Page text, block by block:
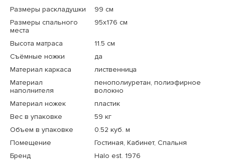
Размеры раскладушки
99 см
Размеры спального
места
95x176 см
Высота матраса
11.5 см
Съёмные ножки
да
Материал каркаса
лиственница
Материал
наполнителя
пенополиуретан, полиэфирное
волокно
Материал ножек
пластик
Вес в упаковке
59 кг
Объем в упаковке
0.52 куб. м
Помещение
Гостиная, Кабинет, Спальня
Бренд
Halo est. 1976